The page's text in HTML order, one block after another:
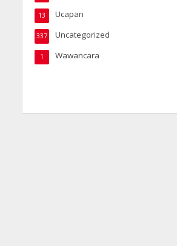
Ucapan
13
Uncategorized
337
Wawancara
1